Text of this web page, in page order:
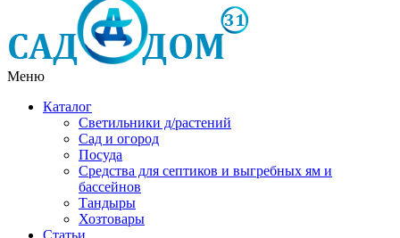
Меню
Каталог
Светильники д/растений
Сад и огород
Посуда
Средства для септиков и выгребных ям и
бассейнов
Тандыры
Хозтовары
Статьи